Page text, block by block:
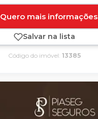
Quero mais informações
Salvar na lista
Código do imóvel: 13385